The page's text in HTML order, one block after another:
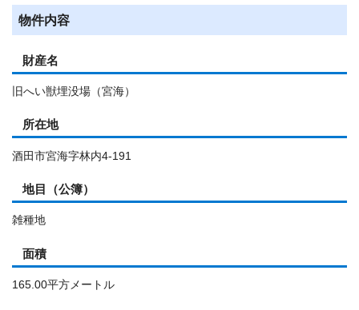
物件内容
財産名
旧へい獣埋没場（宮海）
所在地
酒田市宮海字林内4-191
地目（公簿）
雑種地
面積
165.00平方メートル